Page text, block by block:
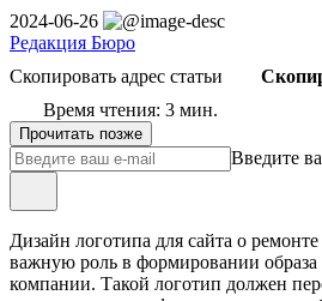
2024-06-26
Редакция Бюро
Скопировать адрес статьи
Время чтения: 3 мин.
Прочитать позже
Введите
Дизайн логотипа для сайта о ремонте
важную роль в формировании образа
компании. Такой логотип должен